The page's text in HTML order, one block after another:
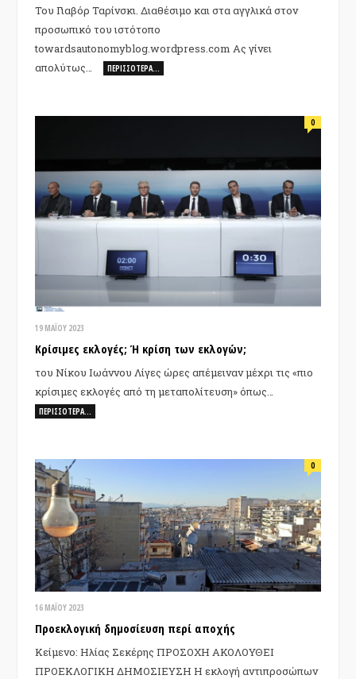
Του Γιαβόρ Ταρίνσκι. Διαθέσιμο και στα αγγλικά στον
προσωπικό του ιστότοπο
towardsautonomyblog.wordpress.com Ας γίνει
απολύτως…
ΠΕΡΙΣΣΌΤΕΡΑ…
19 ΜΑΪ́ΟΥ 2023
0
Κρίσιμες εκλογές; Ή κρίση των εκλογών;
του Νίκου Ιωάννου Λίγες ώρες απέμειναν μέχρι τις «πιο
κρίσιμες εκλογές από τη μεταπολίτευση» όπως…
ΠΕΡΙΣΣΌΤΕΡΑ…
16 ΜΑΪ́ΟΥ 2023
0
Προεκλογική δημοσίευση περί αποχής
Κείμενο: Ηλίας Σεκέρης ΠΡΟΣΟΧΗ ΑΚΟΛΟΥΘΕΙ
ΠΡΟΕΚΛΟΓΙΚΗ ΔΗΜΟΣΙΕΥΣΗ Η εκλογή αντιπροσώπων